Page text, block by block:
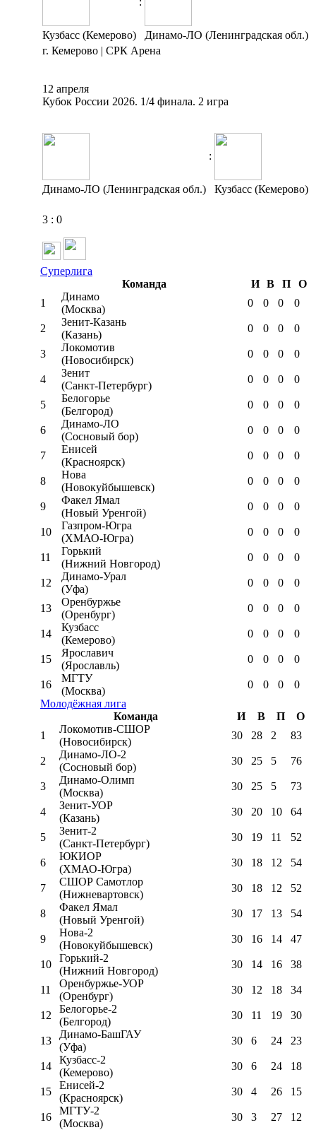
Кузбасс (Кемерово)
Динамо-ЛО (Ленинградская обл.)
г. Кемерово | СРК Арена
12 апреля
Кубок России 2026. 1/4 финала. 2 игра
:
Динамо-ЛО (Ленинградская обл.) Кузбасс (Кемерово)
3 : 0
Суперлига
Команда
И В П
О
1
Динамо
(Москва)
0 0 0 0
2
Зенит-Казань
(Казань)
0 0 0 0
3
Локомотив
(Новосибирск)
0 0 0 0
4
Зенит
(Санкт-Петербург)
0 0 0 0
5
Белогорье
(Белгород)
0 0 0 0
6
Динамо-ЛО
(Сосновый бор)
0 0 0 0
7
Енисей
(Красноярск)
0 0 0 0
8
Нова
(Новокуйбышевск)
0 0 0 0
9
Факел Ямал
(Новый Уренгой)
0 0 0 0
10
Газпром-Югра
(ХМАО-Югра)
0 0 0 0
11
Горький
(Нижний Новгород)
0 0 0 0
12
Динамо-Урал
(Уфа)
0 0 0 0
13
Оренбуржье
(Оренбург)
0 0 0 0
14
Кузбасс
(Кемерово)
0 0 0 0
15
Ярославич
(Ярославль)
0 0 0 0
16
МГТУ
(Москва)
0 0 0
0
Молодёжная лига
Команда
И В П
О
1
Локомотив-CШОР
(Новосибирск)
30 28 2 83
2
Динамо-ЛО-2
(Сосновый бор)
30 25 5 76
3
Динамо-Олимп
(Москва)
30 25 5 73
4
Зенит-УОР
(Казань)
30 20 10 64
5
Зенит-2
(Санкт-Петербург)
30 19 11 52
6
ЮКИОР
(ХМАО-Югра)
30 18 12 54
7
СШОР Самотлор
(Нижневартовск)
30 18 12 52
8
Факел Ямал
(Новый Уренгой)
30 17 13 54
9
Нова-2
(Новокуйбышевск)
30 16 14 47
10
Горький-2
(Нижний Новгород)
30 14 16 38
11
Оренбуржье-УОР
(Оренбург)
30 12 18 34
12
Белогорье-2
(Белгород)
30 11 19 30
13
Динамо-БашГАУ
(Уфа)
30 6 24 23
14
Кузбасс-2
(Кемерово)
30 6 24 18
15
Енисей-2
(Красноярск)
30 4 26 15
16
МГТУ-2
(Москва)
30 3 27 12